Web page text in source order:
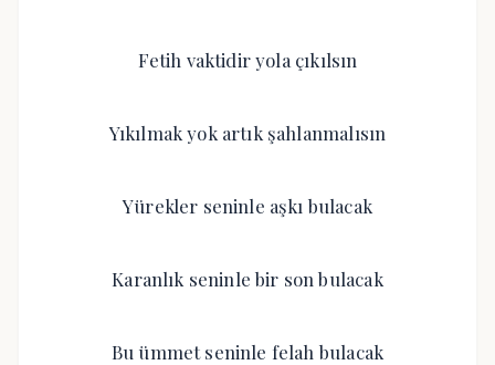
Fetih vaktidir yola çıkılsın
Yıkılmak yok artık şahlanmalısın
Yürekler seninle aşkı bulacak
Karanlık seninle bir son bulacak
Bu ümmet seninle felah bulacak